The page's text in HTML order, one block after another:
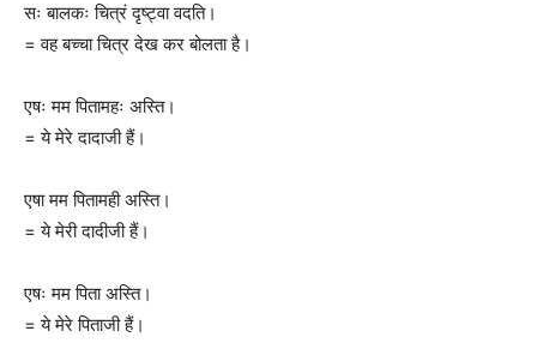
सः बालकः चित्रं दृष्ट्वा वदति।
= वह बच्चा चित्र देख कर बोलता है।
एषः मम पितामहः अस्ति।
= ये मेरे दादाजी हैं।
एषा मम पितामही अस्ति।
= ये मेरी दादीजी हैं।
एषः मम पिता अस्ति।
= ये मेरे पिताजी हैं।